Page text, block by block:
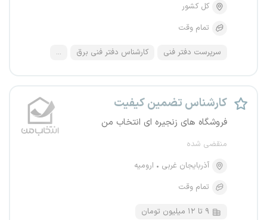
کل کشور
تمام وقت
سرپرست دفتر فنی کارشناس دفتر فنی برق ...
کارشناس تضمین کیفیت
فروشگاه های زنجیره ای انتخاب من
منقضی شده
آذربایجان غربی
ارومیه
تمام وقت
۹ تا ۱۲ میلیون تومان